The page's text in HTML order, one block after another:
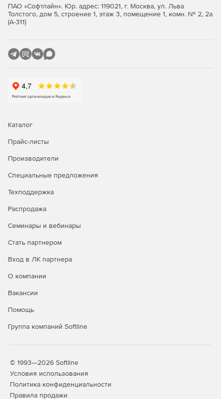
ПАО «Софтлайн». Юр. адрес: 119021, г. Москва, ул. Льва
Толстого, дом 5, строение 1, этаж 3, помещение 1, комн. № 2, 2а
(А-311)
Каталог
Прайс-листы
Производители
Специальные предложения
Техподдержка
Распродажа
Семинары и вебинары
Стать партнером
Вход в ЛК партнера
О компании
Вакансии
Помощь
Группа компаний Softline
© 1993—2026 Softline
Условия использования
Политика конфиденциальности
Правила продажи